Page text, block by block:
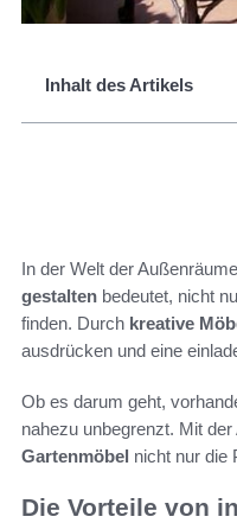
Inhalt des Artikels
In der Welt der
gestalten bedeutet, nicht
finden. Durch kreative
ausdrücken und eine
Ob es darum geht,
nahezu unbegrenzt. Mit
Gartenmöbel nicht nur die
Die Vorteile von